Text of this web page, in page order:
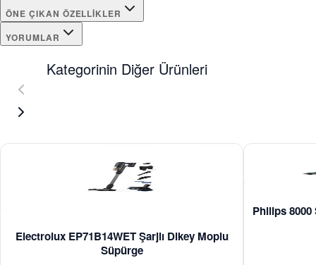
ÖNE ÇIKAN ÖZELLIKLER
YORUMLAR
Kategorinin Diğer Ürünleri
Electrolux EP71B14WET Şarjlı Dikey Moplu
Süpürge
Philips 8000